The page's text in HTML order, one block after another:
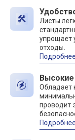
Листы
упрощает
отходы.
Подробнее
Высокие
Обладает
проводит
Подробнее